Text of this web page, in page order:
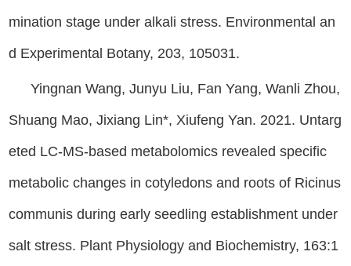
mination stage under alkali stress. Environmental an
d Experimental Botany, 203, 105031.
Yingnan Wang, Junyu Liu, Fan Yang, Wanli Zhou,
Shuang Mao, Jixiang Lin*, Xiufeng Yan. 2021. Untarg
eted LC-MS-based metabolomics revealed specific
metabolic changes in cotyledons and roots of Ricinus
communis during early seedling establishment under
salt stress. Plant Physiology and Biochemistry, 163:1